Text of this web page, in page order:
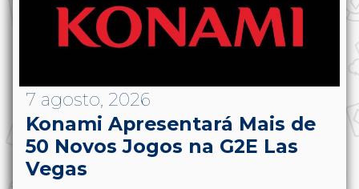
7 agosto, 2026
Konami Apresentará Mais de
50 Novos Jogos na G2E Las
Vegas